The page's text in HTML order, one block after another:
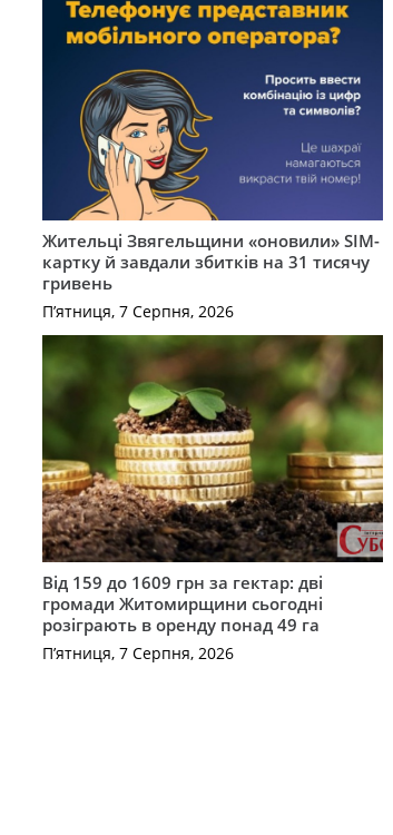
Жительці Звягельщини «оновили» SIM-
картку й завдали збитків на 31 тисячу
гривень
П’ятниця, 7 Серпня, 2026
Від 159 до 1609 грн за гектар: дві
громади Житомирщини сьогодні
розіграють в оренду понад 49 га
П’ятниця, 7 Серпня, 2026